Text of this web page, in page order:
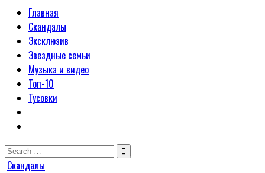
Главная
Скандалы
Эксклюзив
Звездные семьи
Музыка и видео
Топ-10
Тусовки
Search
for:
Posted
Скандалы